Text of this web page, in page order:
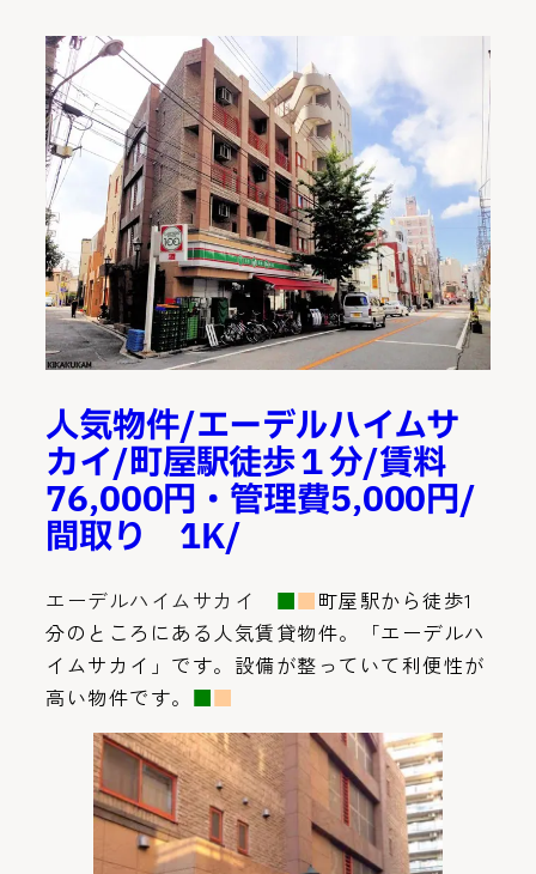
人気物件/エーデルハイムサ
カイ/町屋駅徒歩１分/賃料
76,000円・管理費5,000円/
間取り 1K/
エーデルハイムサカイ ■■町屋駅から徒歩1
分のところにある人気賃貸物件。「エーデルハ
イムサカイ」です。設備が整っていて利便性が
高い物件です。 ■■